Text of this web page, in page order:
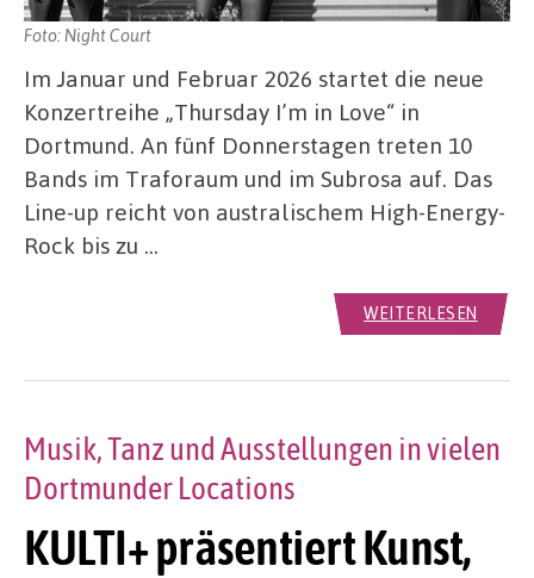
Foto: Night Court
Im Januar und Februar 2026 startet die neue
Konzertreihe „Thursday I’m in Love“ in
Dortmund. An fünf Donnerstagen treten 10
Bands im Traforaum und im Subrosa auf. Das
Line-up reicht von australischem High-Energy-
Rock bis zu …
WEITERLESEN
KULTI+ präsentiert Kunst,
Musik, Tanz und Ausstellungen in vielen
Dortmunder Locations